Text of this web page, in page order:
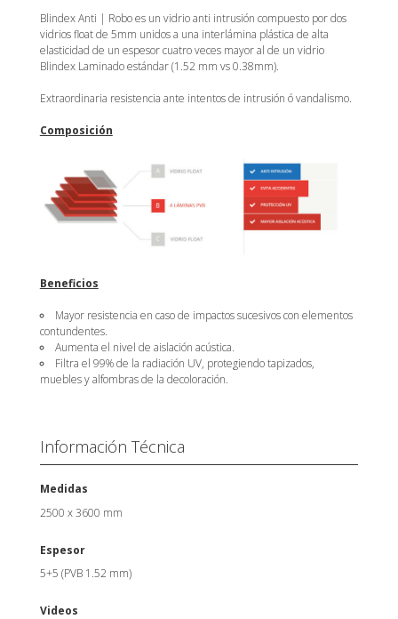
Blindex Anti | Robo es un vidrio anti intrusión compuesto por dos
vidrios float de 5mm unidos a una interlámina plástica de alta
elasticidad de un espesor cuatro veces mayor al de un vidrio
Blindex Laminado estándar (1.52 mm vs 0.38mm).
Extraordinaria resistencia ante intentos de intrusión ó vandalismo.
Composición
Beneficios
Mayor resistencia en caso de impactos sucesivos con elementos
contundentes.
Aumenta el nivel de aislación acústica.
Filtra el 99% de la radiación UV, protegiendo tapizados,
muebles y alfombras de la decoloración.
Información Técnica
Medidas
2500 x 3600 mm
Espesor
5+5 (PVB 1.52 mm)
Videos